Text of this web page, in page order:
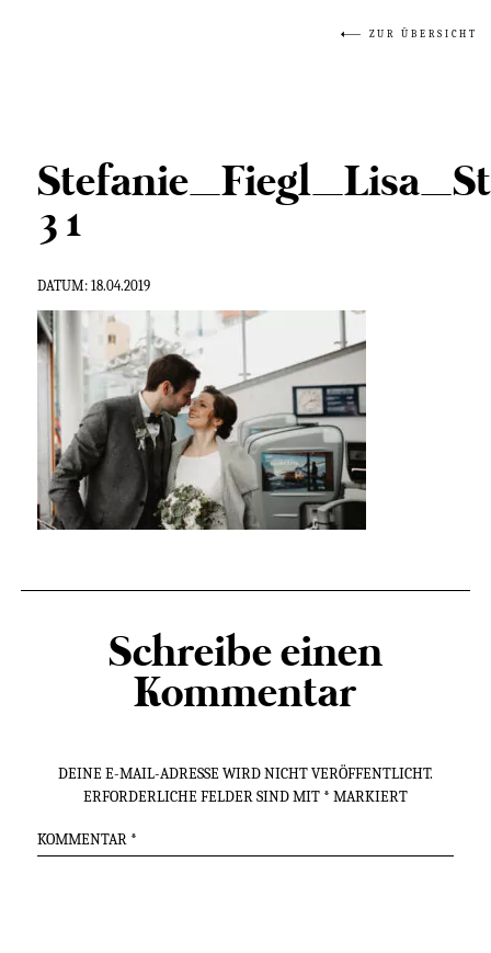
ZUR ÜBERSICHT
31
DATUM: 18.04.2019
Schreibe einen
Kommentar
DEINE E-MAIL-ADRESSE WIRD NICHT VERÖFFENTLICHT.
ERFORDERLICHE FELDER SIND MIT * MARKIERT
KOMMENTAR *